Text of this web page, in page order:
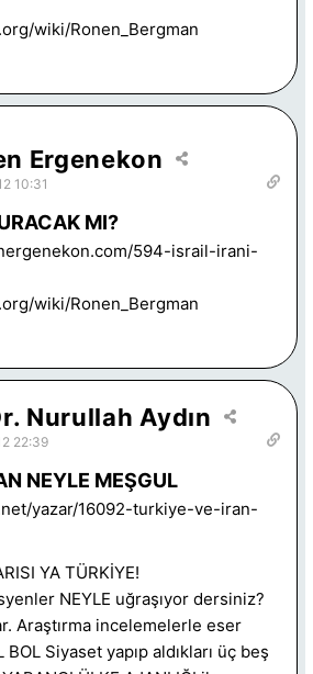
wiki/Ronen_Bergman
Ergenekon
10:31
MI?
594-israil-irani-
wiki/Ronen_Bergman
Nurullah Aydın
22:39
NEYLE MEŞGUL
yazar/16092-turkiye-ve-iran-
YA TÜRKİYE!
NEYLE uğraşıyor dersiniz?
Araştırma incelemelerle eser
Siyaset yapıp aldıkları üç beş